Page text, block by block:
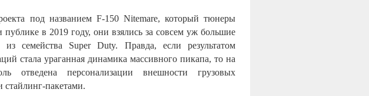
под названием F-150 Nitemare, который тюнеры
публике в 2019 году, они взялись за совсем уж большие
семейства Super Duty. Правда, если результатом
стала ураганная динамика массивного пикапа, то на
отведена персонализации внешности грузовых
пакетами.